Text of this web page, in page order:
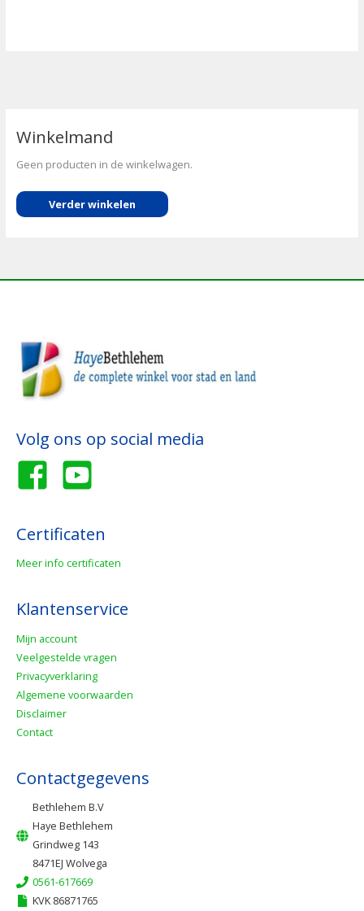
Winkelmand
Geen producten in de winkelwagen.
Verder winkelen
Volg ons op social media
Certificaten
Meer info certificaten
Klantenservice
Mijn account
Veelgestelde vragen
Privacyverklaring
Algemene voorwaarden
Disclaimer
Contact
Contactgegevens
Bethlehem B.V
Haye Bethlehem
Grindweg 143
8471EJ Wolvega
0561-617669
KVK 86871765